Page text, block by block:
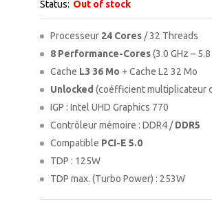
Status: Out of stock
Processeur 24 Cores / 32 Threads
8 Performance-Cores(3.0 GHz –
Cache L3 36 Mo + Cache L2 32 Mo
Unlocked(coéfficient multiplicateur
IGP : Intel UHD Graphics 770
Contrôleur mémoire : DDR4 /DDR5
Compatible PCI-E 5.0
TDP : 125W
TDP max. (Turbo Power) : 253W